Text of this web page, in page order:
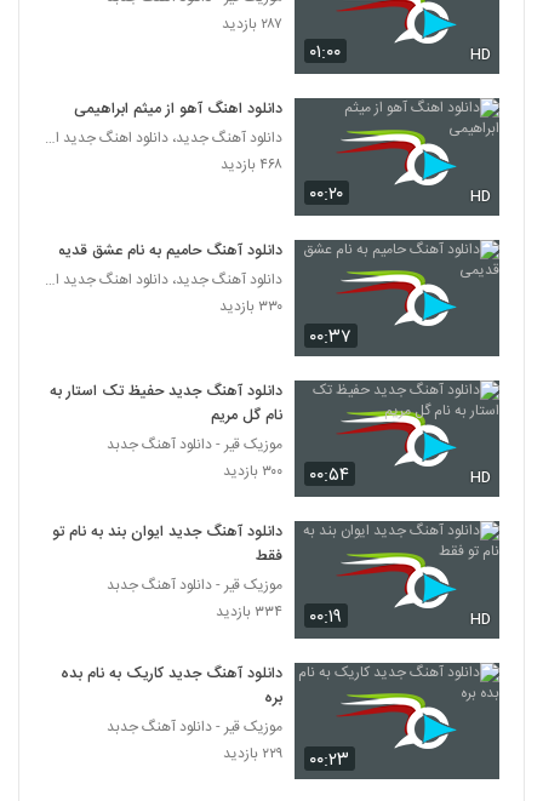
۰۱:۰۰ HD
۲۸۷ بازدید
۰۰:۲۰ HD
دانلود اهنگ آهو از میثم ابراهیمی
دانلود آهنگ جدید، دانلود اهنگ جدید ایرانی
۴۶۸ بازدید
۰۰:۳۷
دانلود آهنگ حامیم به نام عشق قدیمی
دانلود آهنگ جدید، دانلود اهنگ جدید ایرانی
۳۳۰ بازدید
۰۰:۵۴ HD
دانلود آهنگ جدید حفیظ تک استار به
نام گل مریم
موزیک قیر - دانلود آهنگ جدبد
۳۰۰ بازدید
۰۰:۱۹ HD
دانلود آهنگ جدید ایوان بند به نام تو
فقط
موزیک قیر - دانلود آهنگ جدبد
۳۳۴ بازدید
۰۰:۲۳
دانلود آهنگ جدید کاریک به نام بده
بره
موزیک قیر - دانلود آهنگ جدبد
۲۲۹ بازدید